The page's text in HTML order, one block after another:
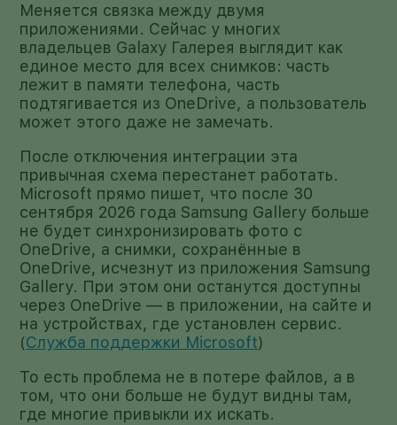
Меняется связка между двумя
приложениями. Сейчас у многих
владельцев Galaxy Галерея выглядит как
единое место для всех снимков: часть
лежит в памяти телефона, часть
подтягивается из OneDrive, а пользователь
может этого даже не замечать.
После отключения интеграции эта
привычная схема перестанет работать.
Microsoft прямо пишет, что после 30
сентября 2026 года Samsung Gallery больше
не будет синхронизировать фото с
OneDrive, а снимки, сохранённые в
OneDrive, исчезнут из приложения Samsung
Gallery. При этом они останутся доступны
через OneDrive — в приложении, на сайте и
на устройствах, где установлен сервис.
(Служба поддержки Microsoft)
То есть проблема не в потере файлов, а в
том, что они больше не будут видны там,
где многие привыкли их искать.